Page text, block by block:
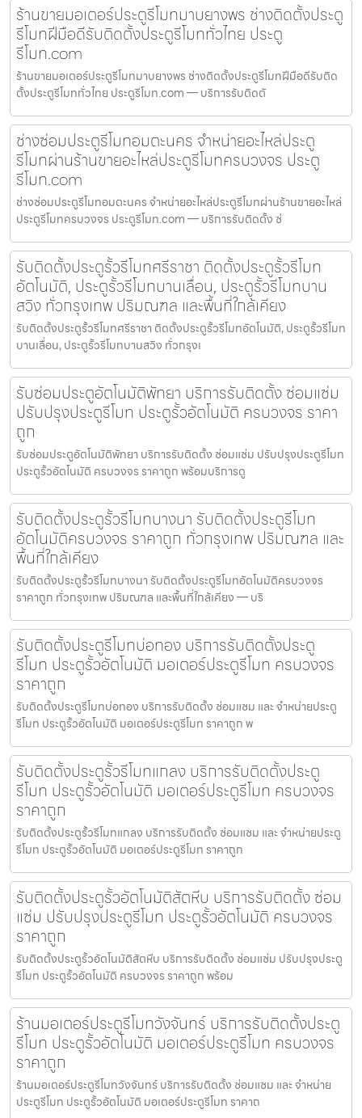
ร้านขายมอเตอร์ประตูรีโมทมาบยางพร ช่างติดตั้งประตู
รีโมทฝีมือดีรับติดตั้งประตูรีโมททั่วไทย ประตู
รีโมท.com
ร้านขายมอเตอร์ประตูรีโมทมาบยางพร ช่างติดตั้งประตูรีโมทฝีมือดีรับติด
ตั้งประตูรีโมททั่วไทย ประตูรีโมท.com — บริการรับติดตั
ช่างซ่อมประตูรีโมทอมตะนคร จำหน่ายอะไหล่ประตู
รีโมทผ่านร้านขายอะไหล่ประตูรีโมทครบวงจร ประตู
รีโมท.com
ช่างซ่อมประตูรีโมทอมตะนคร จำหน่ายอะไหล่ประตูรีโมทผ่านร้านขายอะไหล่
ประตูรีโมทครบวงจร ประตูรีโมท.com — บริการรับติดตั้ง ซ่
รับติดตั้งประตูรั้วรีโมทศรีราชา ติดตั้งประตูรั้วรีโมท
อัตโนมัติ, ประตูรั้วรีโมทบานเลื่อน, ประตูรั้วรีโมทบาน
สวิง ทั่วกรุงเทพ ปริมณฑล และพื้นที่ใกล้เคียง
รับติดตั้งประตูรั้วรีโมทศรีราชา ติดตั้งประตูรั้วรีโมทอัตโนมัติ, ประตูรั้วรีโมท
บานเลื่อน, ประตูรั้วรีโมทบานสวิง ทั่วกรุงเ
รับซ่อมประตูอัตโนมัติพัทยา บริการรับติดตั้ง ซ่อมแซ่ม
ปรับปรุงประตูรีโมท ประตูรั้วอัตโนมัติ ครบวงจร ราคา
ถูก
รับซ่อมประตูอัตโนมัติพัทยา บริการรับติดตั้ง ซ่อมแซ่ม ปรับปรุงประตูรีโมท
ประตูรั้วอัตโนมัติ ครบวงจร ราคาถูก พร้อมบริการดู
รับติดตั้งประตูรั้วรีโมทบางนา รับติดตั้งประตูรีโมท
อัตโนมัติครบวงจร ราคาถูก ทั่วกรุงเทพ ปริมณฑล และ
พื้นที่ใกล้เคียง
รับติดตั้งประตูรั้วรีโมทบางนา รับติดตั้งประตูรีโมทอัตโนมัติครบวงจร
ราคาถูก ทั่วกรุงเทพ ปริมณฑล และพื้นที่ใกล้เคียง — บริ
รับติดตั้งประตูรีโมทบ่อทอง บริการรับติดตั้งประตู
รีโมท ประตูรั้วอัตโนมัติ มอเตอร์ประตูรีโมท ครบวงจร
ราคาถูก
รับติดตั้งประตูรีโมทบ่อทอง บริการรับติดตั้ง ซ่อมแซม และ จำหน่ายประตู
รีโมท ประตูรั้วอัตโนมัติ มอเตอร์ประตูรีโมท ราคาถูก พ
รับติดตั้งประตูรั้วรีโมทแกลง บริการรับติดตั้งประตู
รีโมท ประตูรั้วอัตโนมัติ มอเตอร์ประตูรีโมท ครบวงจร
ราคาถูก
รับติดตั้งประตูรั้วรีโมทแกลง บริการรับติดตั้ง ซ่อมแซม และ จำหน่ายประตู
รีโมท ประตูรั้วอัตโนมัติ มอเตอร์ประตูรีโมท ราคาถูก
รับติดตั้งประตูรั้วอัตโนมัติสัตหีบ บริการรับติดตั้ง ซ่อม
แซ่ม ปรับปรุงประตูรีโมท ประตูรั้วอัตโนมัติ ครบวงจร
ราคาถูก
รับติดตั้งประตูรั้วอัตโนมัติสัตหีบ บริการรับติดตั้ง ซ่อมแซ่ม ปรับปรุงประตู
รีโมท ประตูรั้วอัตโนมัติ ครบวงจร ราคาถูก พร้อม
ร้านมอเตอร์ประตูรีโมทวังจันทร์ บริการรับติดตั้งประตู
รีโมท ประตูรั้วอัตโนมัติ มอเตอร์ประตูรีโมท ครบวงจร
ราคาถูก
ร้านมอเตอร์ประตูรีโมทวังจันทร์ บริการรับติดตั้ง ซ่อมแซม และ จำหน่าย
ประตูรีโมท ประตูรั้วอัตโนมัติ มอเตอร์ประตูรีโมท ราคาถ